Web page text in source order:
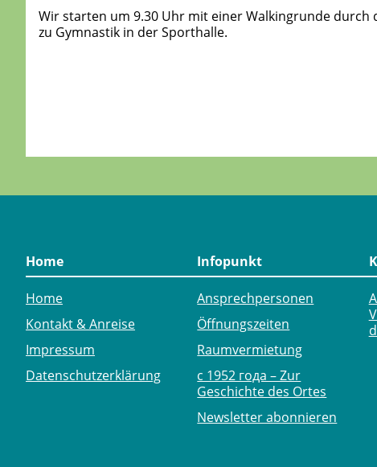
Wir starten um 9.30 Uhr mit einer Walkingrunde durch
zu Gymnastik in der Sporthalle.
Home
Home
Kontakt & Anreise
Impressum
Datenschutzerklärung
Infopunkt
Ansprechpersonen
Öffnungszeiten
Raumvermietung
с 1952 года – Zur
Geschichte des Ortes
Newsletter abonnieren